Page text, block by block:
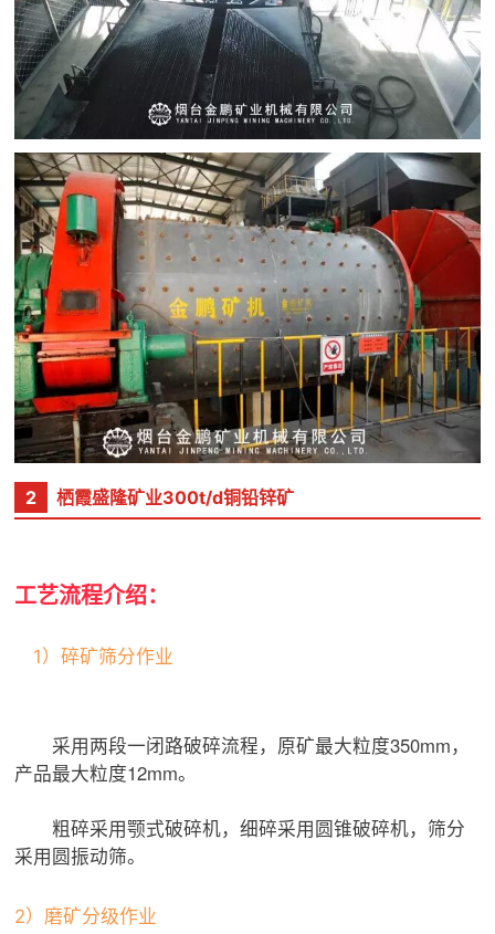
2 栖霞盛隆矿业300t/d铜铅锌矿
工艺流程介绍：
1）碎矿筛分作业
采用两段一闭路破碎流程，原矿最大粒度350mm，
产品最大粒度12mm。
粗碎采用颚式破碎机，细碎采用圆锥破碎机，筛分
采用圆振动筛。
2）磨矿分级作业